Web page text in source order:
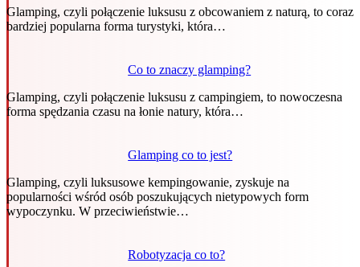
Glamping, czyli połączenie luksusu z obcowaniem z naturą, to coraz
bardziej popularna forma turystyki, która…
Co to znaczy glamping?
Glamping, czyli połączenie luksusu z campingiem, to nowoczesna
forma spędzania czasu na łonie natury, która…
Glamping co to jest?
Glamping, czyli luksusowe kempingowanie, zyskuje na
popularności wśród osób poszukujących nietypowych form
wypoczynku. W przeciwieństwie…
Robotyzacja co to?